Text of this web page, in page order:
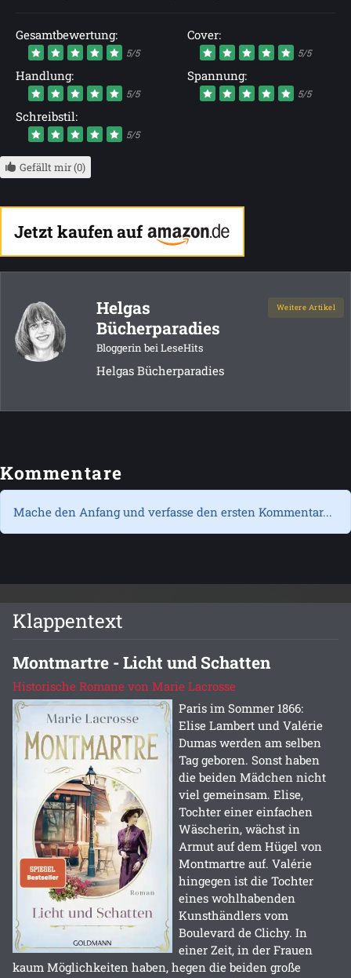
Gesamtbewertung:
5/5
Cover:
5/5
Handlung:
5/5
Spannung:
5/5
Schreibstil:
5/5
Gefällt mir (0)
Jetzt kaufen auf
Helgas
Bücherparadies
Bloggerin bei LeseHits
Weitere Artikel
Helgas Bücherparadies
Kommentare
Mache den Anfang und verfasse den ersten Kommentar...
Klappentext
Montmartre - Licht und Schatten
Historische Romane von Marie Lacrosse
Paris im Sommer 1866:
Elise Lambert und Valérie
Dumas werden am selben
Tag geboren. Sonst haben
die beiden Mädchen nicht
viel gemeinsam. Elise,
Tochter einer einfachen
Wäscherin, wächst in
Armut auf dem Hügel von
Montmartre auf. Valérie
hingegen ist die Tochter
eines wohlhabenden
Kunsthändlers vom
Boulevard de Clichy. In
einer Zeit, in der Frauen
kaum Möglichkeiten haben, hegen die beiden große